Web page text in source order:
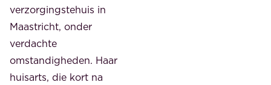
verzorgingstehuis in
Maastricht, onder
verdachte
omstandigheden. Haar
huisarts, die kort na